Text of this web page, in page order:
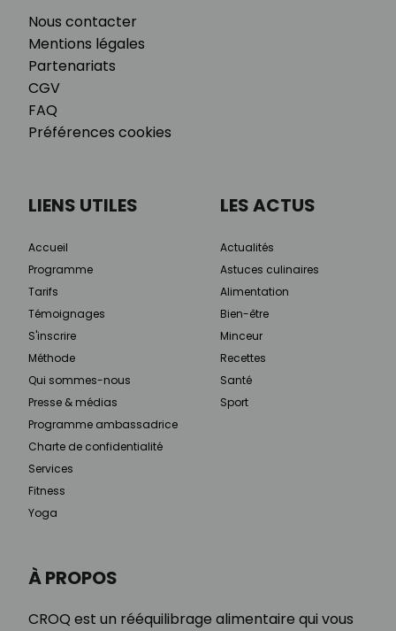
Nous contacter
Mentions légales
Partenariats
CGV
FAQ
Préférences cookies
À PROPOS
CROQ est un rééquilibrage alimentaire qui vous
LIENS UTILES
Accueil
Programme
Tarifs
Témoignages
S'inscrire
Méthode
Qui sommes-nous
Presse & médias
Programme ambassadrice
Charte de confidentialité
Services
Fitness
Yoga
LES ACTUS
Actualités
Astuces culinaires
Alimentation
Bien-être
Minceur
Recettes
Santé
Sport